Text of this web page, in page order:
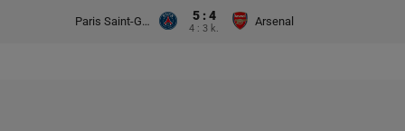
Paris Saint-Germain 5 : 4
4 : 3 k.
Arsenal